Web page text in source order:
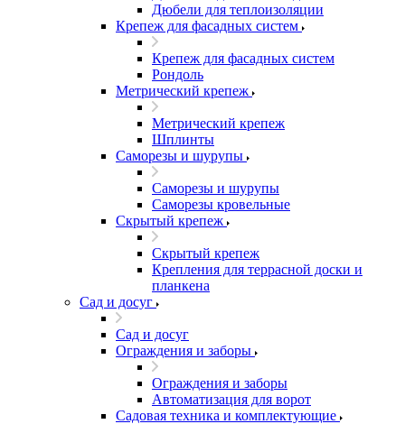
Дюбели для теплоизоляции
Крепеж для фасадных систем
Крепеж для фасадных систем
Рондоль
Метрический крепеж
Метрический крепеж
Шплинты
Саморезы и шурупы
Саморезы и шурупы
Саморезы кровельные
Скрытый крепеж
Скрытый крепеж
Крепления для террасной доски и
планкена
Сад и досуг
Сад и досуг
Ограждения и заборы
Ограждения и заборы
Автоматизация для ворот
Садовая техника и комплектующие